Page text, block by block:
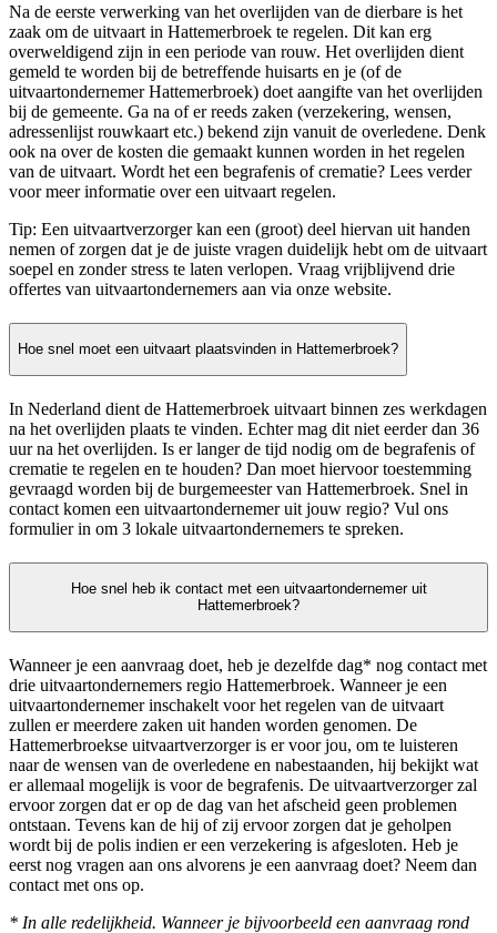
Na de eerste verwerking van het overlijden van de dierbare is het
zaak om de uitvaart in Hattemerbroek te regelen. Dit kan erg
overweldigend zijn in een periode van rouw. Het overlijden dient
gemeld te worden bij de betreffende huisarts en je (of de
uitvaartondernemer Hattemerbroek) doet aangifte van het overlijden
bij de gemeente. Ga na of er reeds zaken (verzekering, wensen,
adressenlijst rouwkaart etc.) bekend zijn vanuit de overledene. Denk
ook na over de kosten die gemaakt kunnen worden in het regelen
van de uitvaart. Wordt het een begrafenis of crematie? Lees verder
voor meer informatie over een uitvaart regelen.
Tip: Een uitvaartverzorger kan een (groot) deel hiervan uit handen
nemen of zorgen dat je de juiste vragen duidelijk hebt om de uitvaart
soepel en zonder stress te laten verlopen. Vraag vrijblijvend drie
offertes van uitvaartondernemers aan via onze website.
Hoe snel moet een uitvaart plaatsvinden in Hattemerbroek?
In Nederland dient de Hattemerbroek uitvaart binnen zes werkdagen
na het overlijden plaats te vinden. Echter mag dit niet eerder dan 36
uur na het overlijden. Is er langer de tijd nodig om de begrafenis of
crematie te regelen en te houden? Dan moet hiervoor toestemming
gevraagd worden bij de burgemeester van Hattemerbroek. Snel in
contact komen een uitvaartondernemer uit jouw regio? Vul ons
formulier in om 3 lokale uitvaartondernemers te spreken.
Hoe snel heb ik contact met een uitvaartondernemer uit
Hattemerbroek?
Wanneer je een aanvraag doet, heb je dezelfde dag* nog contact met
drie uitvaartondernemers regio Hattemerbroek. Wanneer je een
uitvaartondernemer inschakelt voor het regelen van de uitvaart
zullen er meerdere zaken uit handen worden genomen. De
Hattemerbroekse uitvaartverzorger is er voor jou, om te luisteren
naar de wensen van de overledene en nabestaanden, hij bekijkt wat
er allemaal mogelijk is voor de begrafenis. De uitvaartverzorger zal
ervoor zorgen dat er op de dag van het afscheid geen problemen
ontstaan. Tevens kan de hij of zij ervoor zorgen dat je geholpen
wordt bij de polis indien er een verzekering is afgesloten. Heb je
eerst nog vragen aan ons alvorens je een aanvraag doet? Neem dan
contact met ons op.
* In alle redelijkheid. Wanneer je bijvoorbeeld een aanvraag rond